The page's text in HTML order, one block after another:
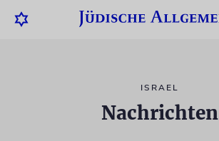
ISRAEL
Nachrichten